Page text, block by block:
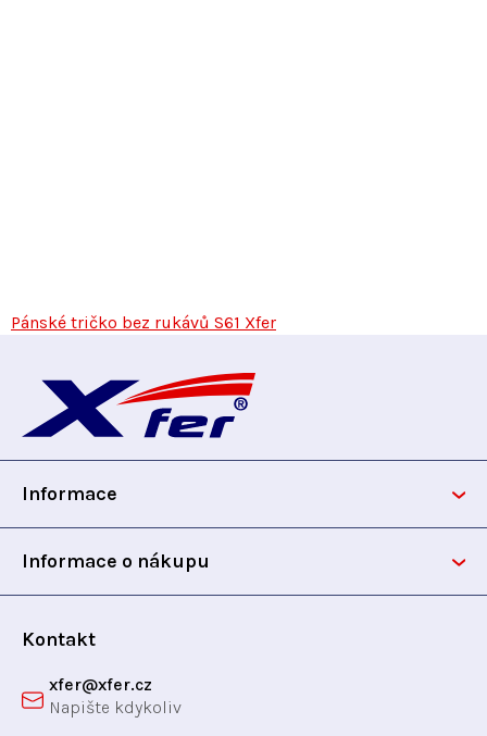
Pánské tričko bez rukávů S61 Xfer
p
Informace
Informace o nákupu
Kontakt
xfer@xfer.cz